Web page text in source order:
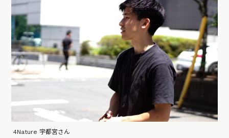
4Nature 宇都宮さん